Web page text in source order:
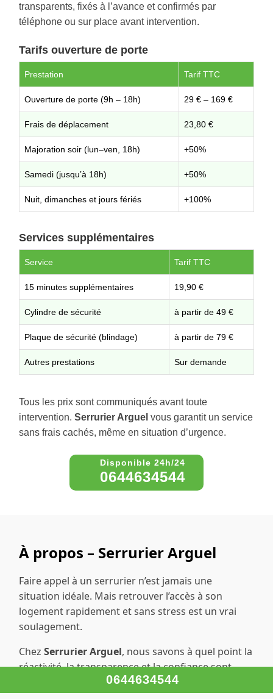
transparents, fixés à l’avance et confirmés par
téléphone ou sur place avant intervention.
Tarifs ouverture de porte
Prestation Tarif TTC
Ouverture de porte (9h – 18h) 29 € – 169 €
Frais de déplacement 23,80 €
Majoration soir (lun–ven, 18h) +50%
Samedi (jusqu’à 18h) +50%
Nuit, dimanches et jours fériés +100%
Services supplémentaires
Service Tarif TTC
15 minutes supplémentaires 19,90 €
Cylindre de sécurité à partir de 49 €
Plaque de sécurité (blindage) à partir de 79 €
Autres prestations Sur demande
Tous les prix sont communiqués avant toute
intervention. Serrurier Arguel vous garantit un service
sans frais cachés, même en situation d’urgence.
0644634544
À propos – Serrurier Arguel
Faire appel à un serrurier n’est jamais une
situation idéale. Mais retrouver l’accès à son
logement rapidement et sans stress est un vrai
soulagement.
Chez Serrurier Arguel, nous savons à quel point la
réactivité, la transparence et la confiance sont
0644634544